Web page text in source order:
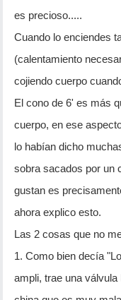
es precioso.....
Cuando lo enciendes
(calentamiento
cojiendo cuerpo
El cono de 6' es más
cuerpo, en ese
lo habían dicho
sobra sacados por un
gustan es
ahora explico esto.
Las 2 cosas que no
1. Como bien decía
ampli, trae una